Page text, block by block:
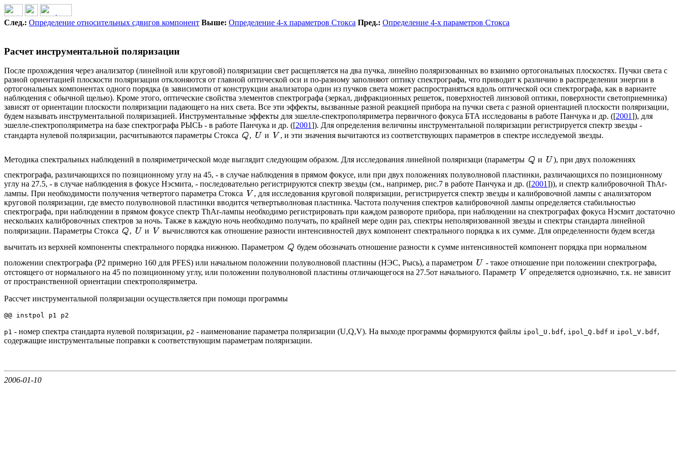
След.: Определение относительных сдвигов компонент Выше: Определение 4-х параметров Стокса Пред.: Определение 4-х параметров Стокса
Расчет инструментальной поляризации
После прохождения через анализатор (линейной или круговой) поляризации свет расщепляется на два пучка, линейно поляризованных во взаимно ортогональных плоскостях. Пучки света с
разной ориентацией плоскости поляризации отклоняются от главной оптической оси и по-разному заполняют оптику спектрографа, что приводит к различию в распределении энергии в
ортогональных компонентах одного порядка (в зависимоти от конструкции анализатора один из пучков света может распространяться вдоль оптической оси спектрографа, как в варианте
наблюдения с обычной щелью). Кроме этого, оптические свойства элементов спектрографа (зеркал, дифракционных решеток, поверхностей линзовой оптики, поверхности светоприемника)
зависят от ориентации плоскости поляризации падающего на них света. Все эти эффекты, вызванные разной реакцией прибора на пучки света с разной ориентацией плоскости поляризации,
будем называть инструментальной поляризацией. Инструментальные эффекты для эшелле-спектрополяриметра первичного фокуса БТА исследованы в работе Панчука и др. ([2001]), для
эшелле-спектрополяриметра на базе спектрографа РЫСЬ - в работе Панчука и др. ([2001]). Для определения величины инструментальной поляризации регистрируется спектр звезды -
стандарта нулевой поляризации, расчитываются параметры Стокса
, и , и эти значения вычитаются из соответствующих параметров в спектре исследуемой звезды.
Методика спектральных наблюдений в поляриметрической моде выглядит следующим образом. Для исследования линейной поляризаци (параметры и
), при двух положениях
спектрографа, различающихся по позиционному углу на 45, - в случае наблюдения в прямом фокусе, или при двух положениях полуволновой пластинки, различающихся по позиционному
углу на 27.5, - в случае наблюдения в фокусе Нэсмита, - последовательно регистрируются спектр звезды (см., например, рис.7 в работе Панчука и др. ([2001])), и спектр калибровочной ThAr-
лампы. При необходимости получения четвертого параметра Стокса
, для исследования круговой поляризации, регистрируется спектр звезды и калибровочной лампы с анализатором
круговой поляризации, где вместо полуволновой пластинки вводится четвертьволновая пластинка. Частота получения спектров калибровочной лампы определяется стабильностью
спектрографа, при наблюдении в прямом фокусе спектр ThAr-лампы необходимо регистрировать при каждом развороте прибора, при наблюдении на спектрографах фокуса Нэсмит достаточно
нескольких калибровочных спектров за ночь. Также в каждую ночь необходимо получать, по крайней мере один раз, спектры неполяризованной звезды и спектры стандарта линейной
поляризации. Параметры Стокса
, и
вычисляются как отношение разности интенсивностей двух компонент спектрального порядка к их сумме. Для определенности будем всегда
вычитать из верхней компоненты спектрального порядка нижнюю. Параметром
будем обозначать отношение разности к сумме интенсивностей компонент порядка при нормальном
положении спектрографа (P2 примерно 160 для PFES) или начальном положении полуволновой пластины (НЭС, Рысь), а параметром
- такое отношение при положении спектрографа,
отстоящего от нормального на 45 по позиционному углу, или положении полуволновой пластины отличающегося на 27.5от начального. Параметр
определяется однозначно, т.к. не зависит
от пространственной ориентации спектрополяриметра.
Рассчет инструментальной поляризации осуществляется при помощи программы
@@ instpol p1 p2
p1 - номер спектра стандарта нулевой поляризации, p2 - наименование параметра поляризации (U,Q,V). На выходе программы формируются файлы ipol_U.bdf, ipol_Q.bdf и ipol_V.bdf,
содержащие инструментальные поправки к соответствующим параметрам поляризации.
2006-01-10